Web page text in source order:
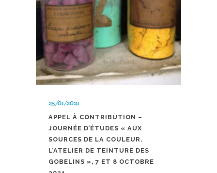
25/01/2021
APPEL À CONTRIBUTION –
JOURNÉE D’ÉTUDES « AUX
SOURCES DE LA COULEUR.
L’ATELIER DE TEINTURE DES
GOBELINS », 7 ET 8 OCTOBRE